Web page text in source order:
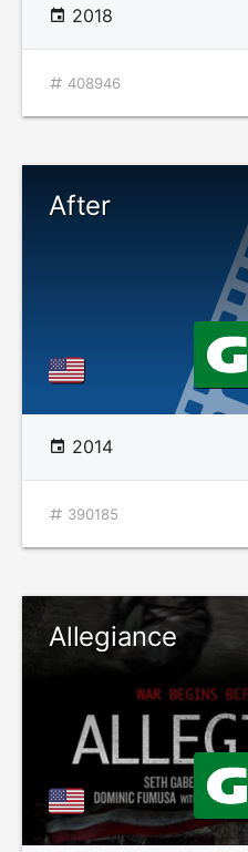
2018
408946
After
2014
390185
Allegiance